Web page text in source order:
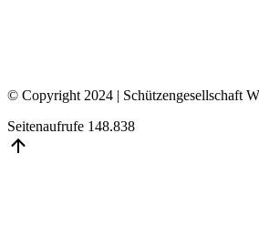
© Copyright 2024 | Schützengesellschaft
Seitenaufrufe 148.838